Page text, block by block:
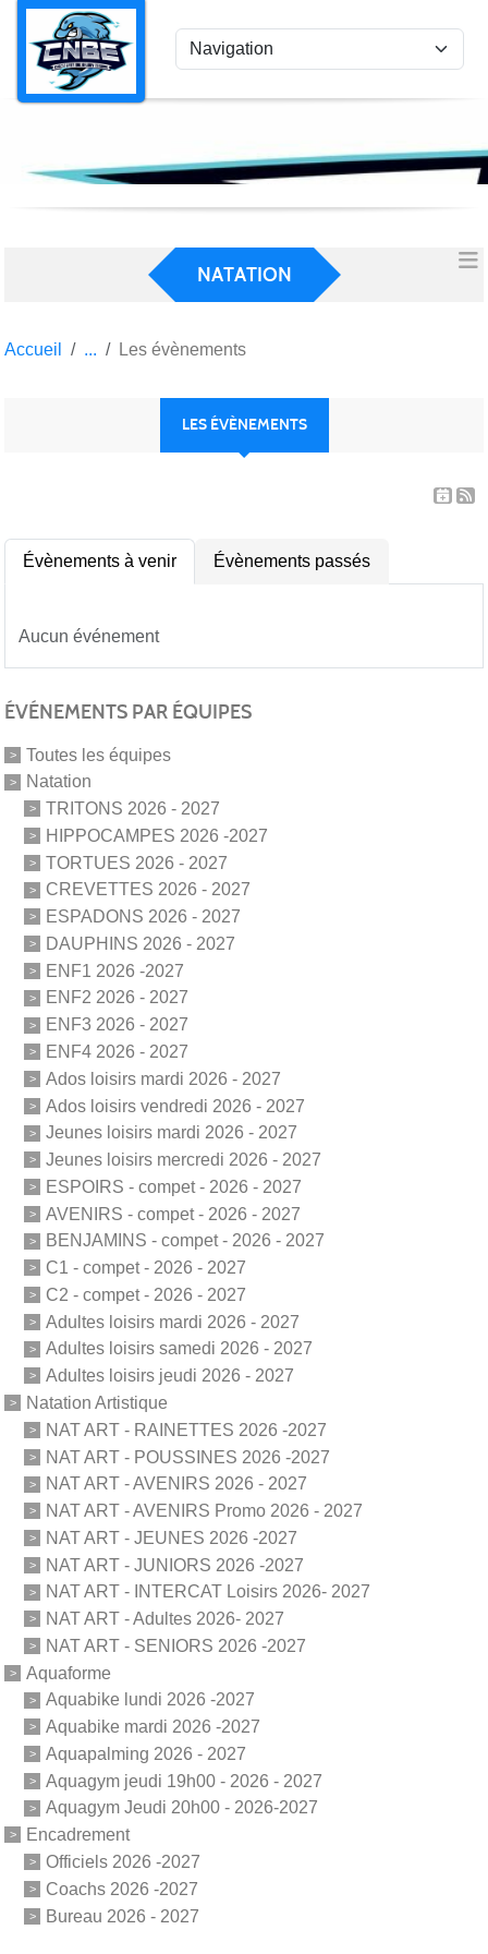
NATATION
Accueil Les évènements
LES ÉVÈNEMENTS
Évènements à venir Évènements passés
Aucun événement
ÉVÉNEMENTS PAR ÉQUIPES
Toutes les équipes
Natation
TRITONS 2026 - 2027
HIPPOCAMPES 2026 -2027
TORTUES 2026 - 2027
CREVETTES 2026 - 2027
ESPADONS 2026 - 2027
DAUPHINS 2026 - 2027
ENF1 2026 -2027
ENF2 2026 - 2027
ENF3 2026 - 2027
ENF4 2026 - 2027
Ados loisirs mardi 2026 - 2027
Ados loisirs vendredi 2026 - 2027
Jeunes loisirs mardi 2026 - 2027
Jeunes loisirs mercredi 2026 - 2027
ESPOIRS - compet - 2026 - 2027
AVENIRS - compet - 2026 - 2027
BENJAMINS - compet - 2026 - 2027
C1 - compet - 2026 - 2027
C2 - compet - 2026 - 2027
Adultes loisirs mardi 2026 - 2027
Adultes loisirs samedi 2026 - 2027
Adultes loisirs jeudi 2026 - 2027
Natation Artistique
NAT ART - RAINETTES 2026 -2027
NAT ART - POUSSINES 2026 -2027
NAT ART - AVENIRS 2026 - 2027
NAT ART - AVENIRS Promo 2026 - 2027
NAT ART - JEUNES 2026 -2027
NAT ART - JUNIORS 2026 -2027
NAT ART - INTERCAT Loisirs 2026- 2027
NAT ART - Adultes 2026- 2027
NAT ART - SENIORS 2026 -2027
Aquaforme
Aquabike lundi 2026 -2027
Aquabike mardi 2026 -2027
Aquapalming 2026 - 2027
Aquagym jeudi 19h00 - 2026 - 2027
Aquagym Jeudi 20h00 - 2026-2027
Encadrement
Officiels 2026 -2027
Coachs 2026 -2027
Bureau 2026 - 2027
Panneau de gestion des cookies